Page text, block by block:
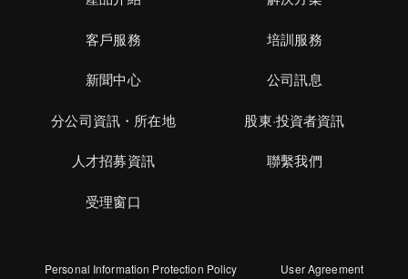
客戶服務 培訓服務
新聞中心 公司訊息
分公司資訊・所在地 股東·投資者資訊
人才招募資訊 聯繫我們
受理窗口
Personal Information Protection Policy
User Agreement